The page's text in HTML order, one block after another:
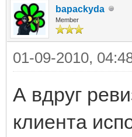
bapackyda
Member
01-09-2010,
А вдруг
клиента